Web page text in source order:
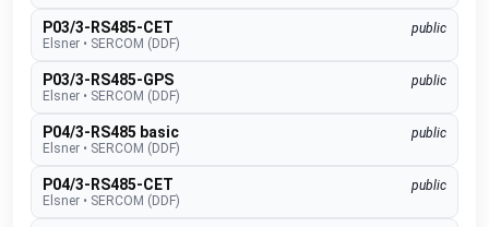
P03/3-RS485-CET
public
Elsner • SERCOM (DDF)
P03/3-RS485-GPS
public
Elsner • SERCOM (DDF)
P04/3-RS485 basic
public
Elsner • SERCOM (DDF)
P04/3-RS485-CET
public
Elsner • SERCOM (DDF)